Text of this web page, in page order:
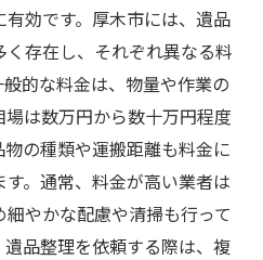
理の方法：厚木市の選択
効です。厚木市には、遺品
存在し、それぞれ異なる料
的な料金は、物量や作業の
は数万円から数十万円程度
の種類や運搬距離も料金に
。通常、料金が高い業者は
やかな配慮や清掃も行って
品整理を依頼する際は、複